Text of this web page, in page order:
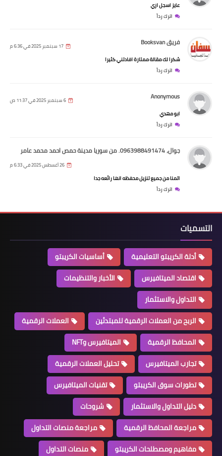
عايز اسجل ازي
اترك رداً
فريق Booksvan 17 سبتمبر 2025 في 6:36 م
شكرا لك مقالة ممتازة افادتني كثيرا
اترك رداً
Anonymous 6 سبتمبر 2025 في 11:37 ص
ابو مهدي
اترك رداً
جوال، 0963988491474. من سوريا مدينة حمص احمد محمد عامر
26 أغسطس 2025 في 6:33 م
اتمنا من جميع تنزيل محفظه انها رائعه جدا
اترك رداً
التسميات
أدلة الكريبتو التعليمية
أساسيات الكريبتو
اقتصاد الميتافيرس
الأخبار والتنظيمات
التداول والاستثمار
الربح من العملات الرقمية للمبتدئين
العملات الرقمية
المحافظ الرقمية
الميتافيرس وNFT
تجارب الميتافيرس
تحليل العملات الرقمية
تطورات سوق الكريبتو
تقنيات الميتافيرس
دليل التداول والاستثمار
شروحات
مراجعة المحافظ الرقمية
مراجعة منصات التداول
مفاهيم ومصطلحات الكريبتو
منصات التداول